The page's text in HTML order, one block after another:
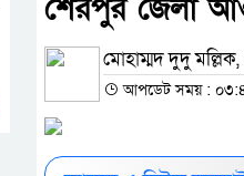
শেরপুর জেলা
মোহাম্মদ দুদু মল্লিক,
আপডেট সময় :